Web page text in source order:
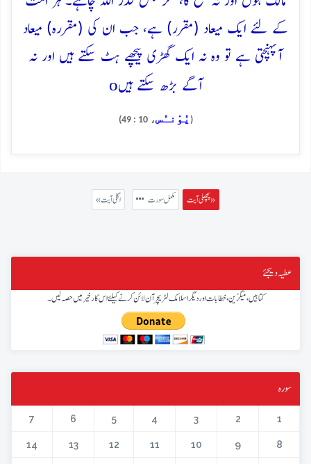
کے لئے ایک میعاد (مقرر) ہے، جب ان کی (مقررہ) میعاد
آپہنچتی ہے تو وہ نہ ایک گھڑی پیچھے ہٹ سکتے ہیں اور نہ
آگے بڑھ سکتے ہیںo
( يُوْنـُس، 10 : 49)
پچھلی آیت » مکمل سورت « اگلی آیت
عطیہ دیجئے
کتابیں، میگزین، خطابات اور دیگر اسلامک لٹریچر آن لائن کرنے کیلئے اس کار خیر میں حصہ لیں۔
سورہ
1
2
3
4
5
6
7
8
9
10
11
12
13
14